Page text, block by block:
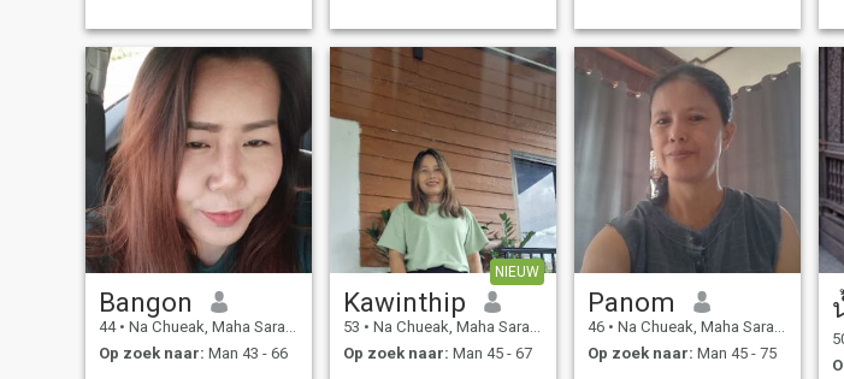
Bangon
44 • Na Chueak, Maha Sarakham, Thailand
Op zoek naar: Man 43 - 66
NIEUW
Kawinthip
53 • Na Chueak, Maha Sarakham, Thailand
Op zoek naar: Man 45 - 67
Panom
46 • Na Chueak, Maha Sarakham, Thailand
Op zoek naar: Man 45 - 75